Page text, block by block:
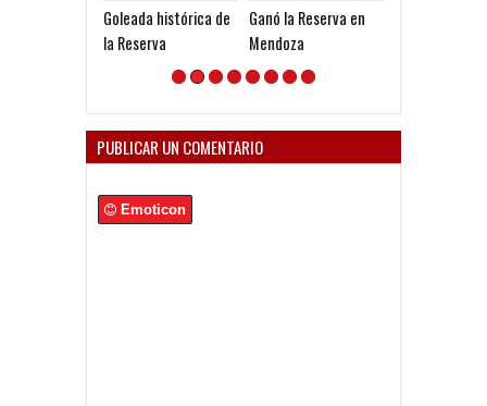
Ganó la Reserva en
Mendoza
La Reserva comenzó
el Clausura con
victoria
PUBLICAR UN COMENTARIO